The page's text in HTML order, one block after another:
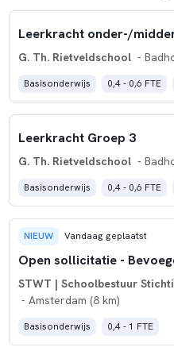
Leerkracht onder-/
G. Th. Rietveldschool -
Basisonderwijs 0,4 - 0,6 FTE
Leerkracht Groep 3
G. Th. Rietveldschool -
Basisonderwijs 0,4 - 0,6 FTE
NIEUW Vandaag geplaatst
Open sollicitatie -
STWT | Schoolbestuur
- Amsterdam (8 km)
Basisonderwijs 0,4 - 1 FTE